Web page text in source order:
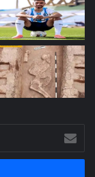
بريدك
الإلكتروني